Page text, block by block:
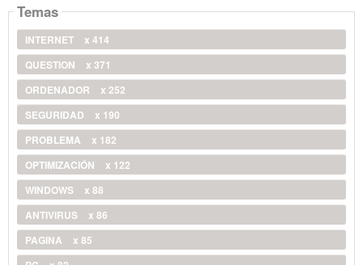
Temas
INTERNET
x 414
QUESTION
x 371
ORDENADOR
x 252
SEGURIDAD
x 190
PROBLEMA
x 182
OPTIMIZACIÓN
x 122
WINDOWS
x 88
ANTIVIRUS
x 86
PAGINA
x 85